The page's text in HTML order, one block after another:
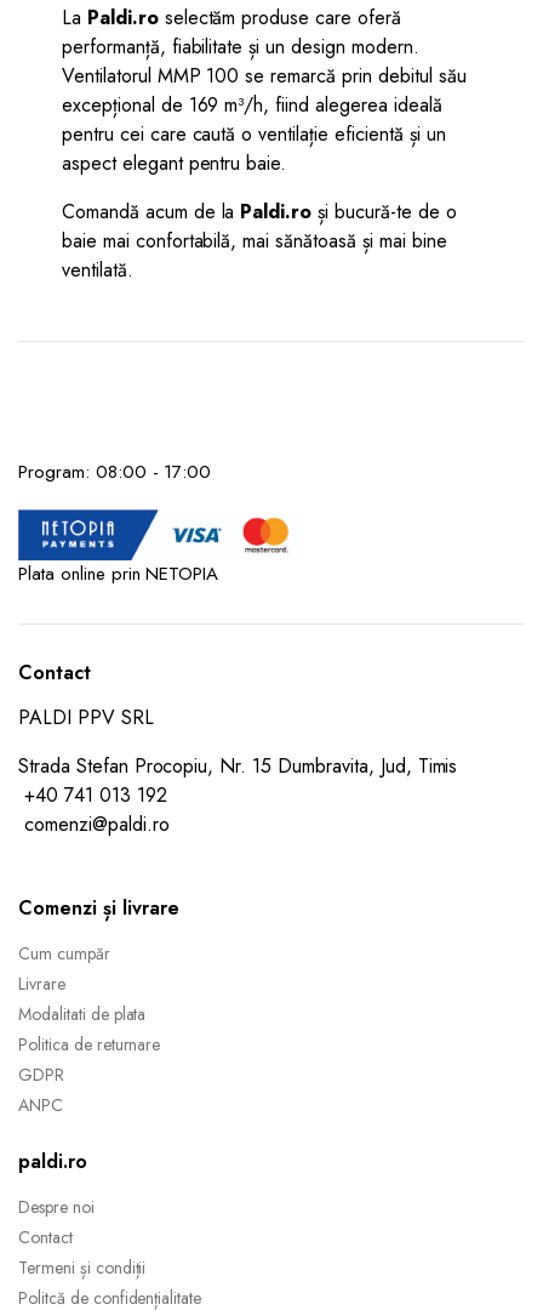
La Paldi.roselectăm produse care oferă
performanță, fiabilitate și un design modern.
Ventilatorul MMP 100 se remarcă prin debitul său
excepțional de 169 m³/h, fiind alegerea ideală
pentru cei care caută o ventilație eficientă și un
aspect elegant pentru baie.
Comandă acum de la Paldi.ro și bucură-te de o
baie mai confortabilă, mai sănătoasă și mai bine
ventilată.
Program: 08:00 - 17:00
Plata online prin NETOPIA
Contact
PALDI PPV SRL
Strada Stefan Procopiu, Nr. 15 Dumbravita, Jud, Timis
+40 741 013 192
comenzi@paldi.ro
Comenzi și livrare
Cum cumpăr
Livrare
Modalitati de plata
Politica de returnare
GDPR
ANPC
paldi.ro
Despre noi
Contact
Termeni și condiții
Politcă de confidențialitate